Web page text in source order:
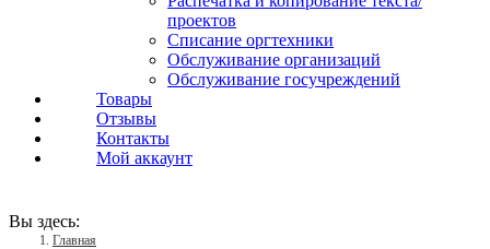
проектов
Списание оргтехники
Обслуживание организаций
Обслуживание госучреждений
Товары
Отзывы
Контакты
Мой аккаунт
Вы здесь:
Главная